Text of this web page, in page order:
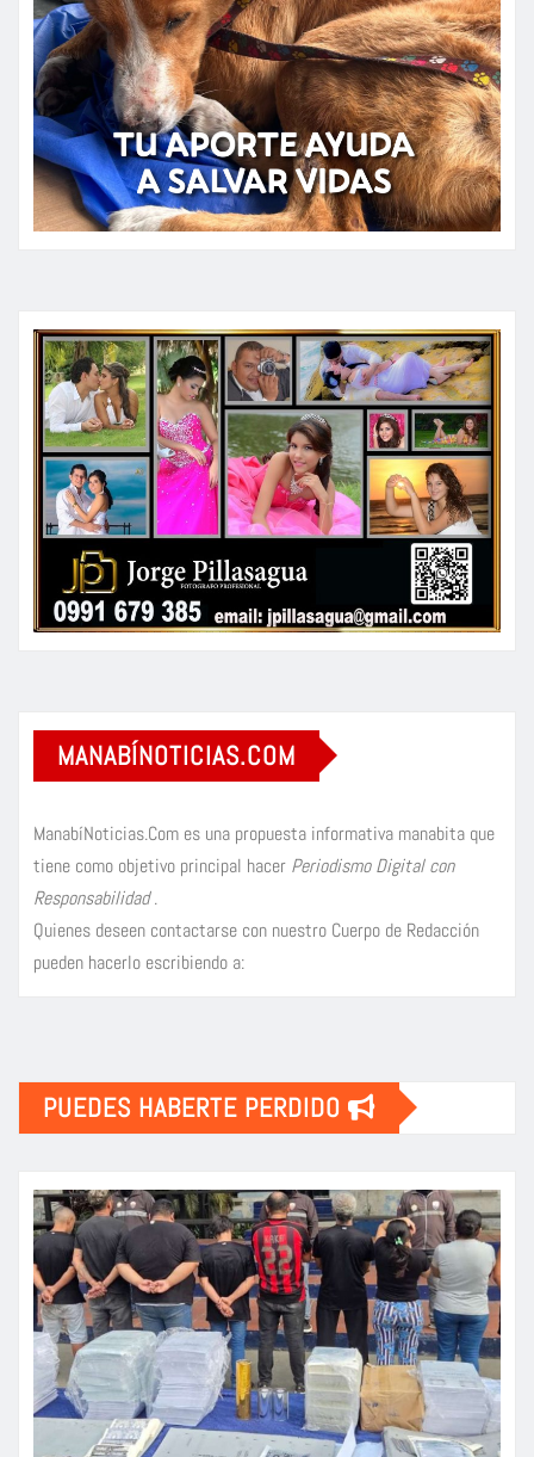
MANABÍNOTICIAS.COM
ManabíNoticias.Com es una propuesta informativa manabita que
tiene como objetivo principal hacer Periodismo Digital con
Responsabilidad.
Quienes deseen contactarse con nuestro Cuerpo de Redacción
pueden hacerlo escribiendo a:
PUEDES HABERTE PERDIDO